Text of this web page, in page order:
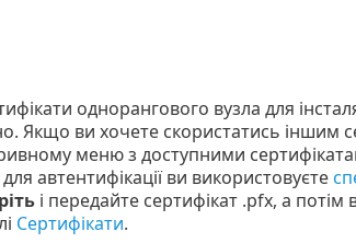
однорангового вузла для
Якщо ви хочете скористатись іншим
меню з доступними
автентифікації ви використовуєте
і передайте сертифікат .pfx, а потім
Сертифікати.